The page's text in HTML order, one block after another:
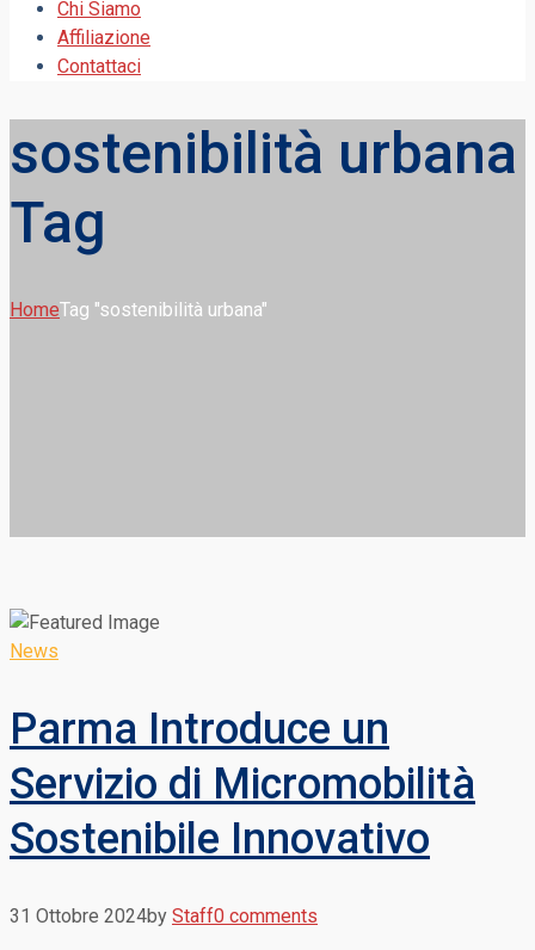
Chi Siamo
Affiliazione
Contattaci
sostenibilità urbana
Tag
HomeTag "sostenibilità urbana"
News
Parma Introduce un
Servizio di Micromobilità
Sostenibile Innovativo
31 Ottobre 2024by Staff0 comments